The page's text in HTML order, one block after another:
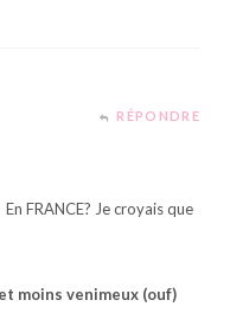
RÉPONDRE
FRANCE? Je croyais que
moins venimeux (ouf)